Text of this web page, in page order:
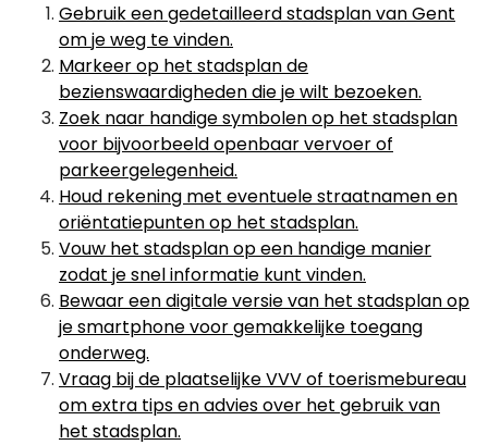
Gebruik een gedetailleerd stadsplan van Gent
om je weg te vinden.
Markeer op het stadsplan de
bezienswaardigheden die je wilt bezoeken.
Zoek naar handige symbolen op het stadsplan
voor bijvoorbeeld openbaar vervoer of
parkeergelegenheid.
Houd rekening met eventuele straatnamen en
oriëntatiepunten op het stadsplan.
Vouw het stadsplan op een handige manier
zodat je snel informatie kunt vinden.
Bewaar een digitale versie van het stadsplan op
je smartphone voor gemakkelijke toegang
onderweg.
Vraag bij de plaatselijke VVV of toerismebureau
om extra tips en advies over het gebruik van
het stadsplan.